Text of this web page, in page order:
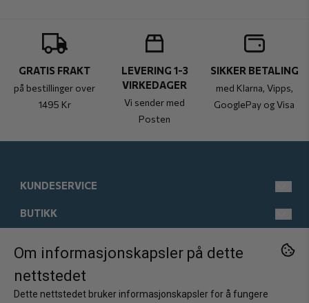
GRATIS FRAKT
på bestillinger over
1495 Kr
LEVERING 1-3
VIRKEDAGER
Vi sender med
Posten
SIKKER BETALING
med Klarna, Vipps,
GooglePay og Visa
KUNDESERVICE
post@kistebunn.no
Tlf: 958 11 529
Man-Fre kl 9-17
Østregate 21
2317 Hamar
BUTIKK
Salgsbetingelser
Kontakt oss
Om oss
FØLG OSS
Facebook
Om informasjonskapsler på dette
nettstedet
Dette nettstedet bruker informasjonskapsler for å fungere